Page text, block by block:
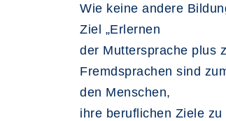
Wie keine andere
Ziel „Erlernen
der Muttersprache plus
Fremdsprachen sind
den Menschen,
ihre beruflichen Ziele